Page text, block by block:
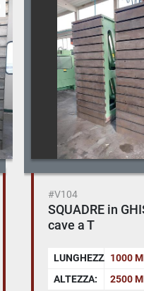
#V104
SQUADRE in
cave a T
LUNGHEZZA:1000
ALTEZZA:
2500